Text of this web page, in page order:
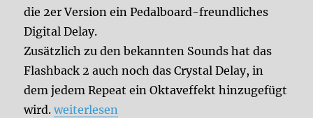
die 2er Version ein Pedalboard-freundliches
Digital Delay.
Zusätzlich zu den bekannten Sounds hat das
Flashback 2 auch noch das Crystal Delay, in
dem jedem Repeat ein Oktaveffekt hinzugefügt
wird.„TC Electronic Flashback 2“
weiterlesen